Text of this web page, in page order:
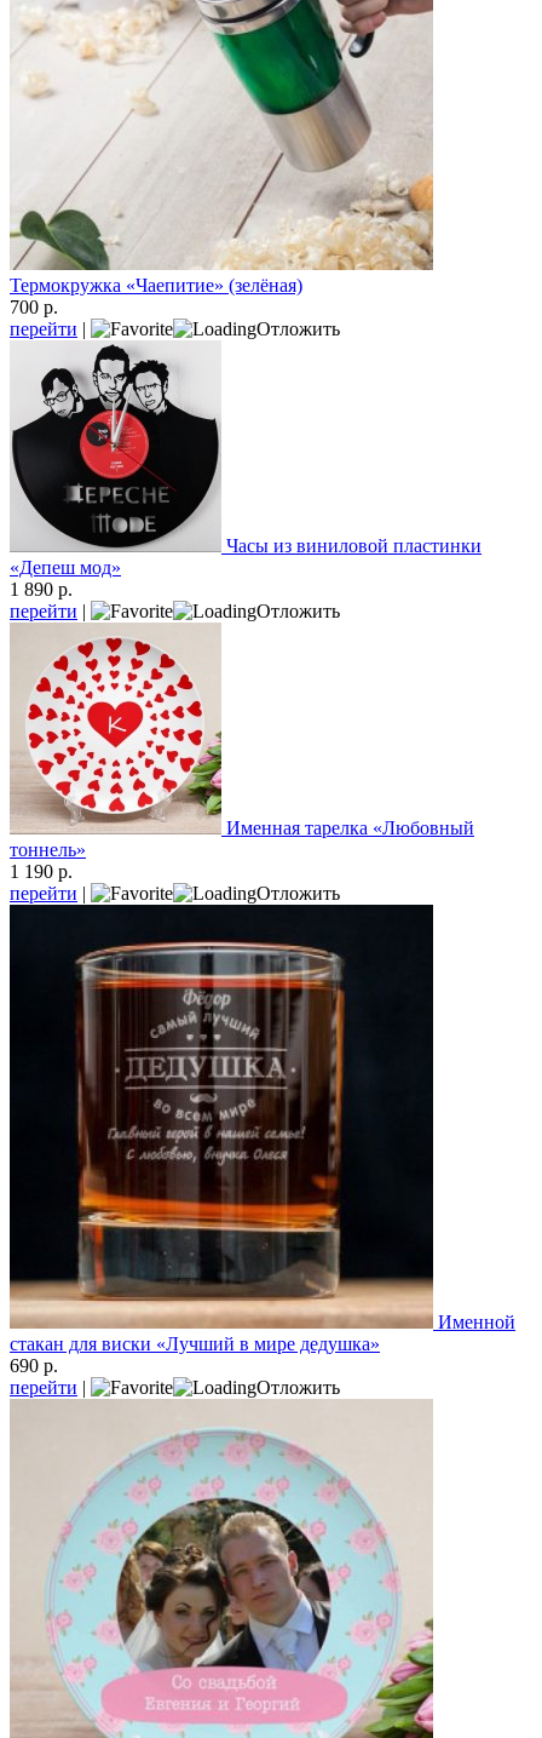
Термокружка «Чаепитие» (зелёная)
700 р.
перейти | Отложить
Часы из виниловой пластинки
«Депеш мод»
1 890 р.
перейти | Отложить
Именная тарелка «Любовный
тоннель»
1 190 р.
перейти | Отложить
Именной
стакан для виски «Лучший в мире дедушка»
690 р.
перейти | Отложить